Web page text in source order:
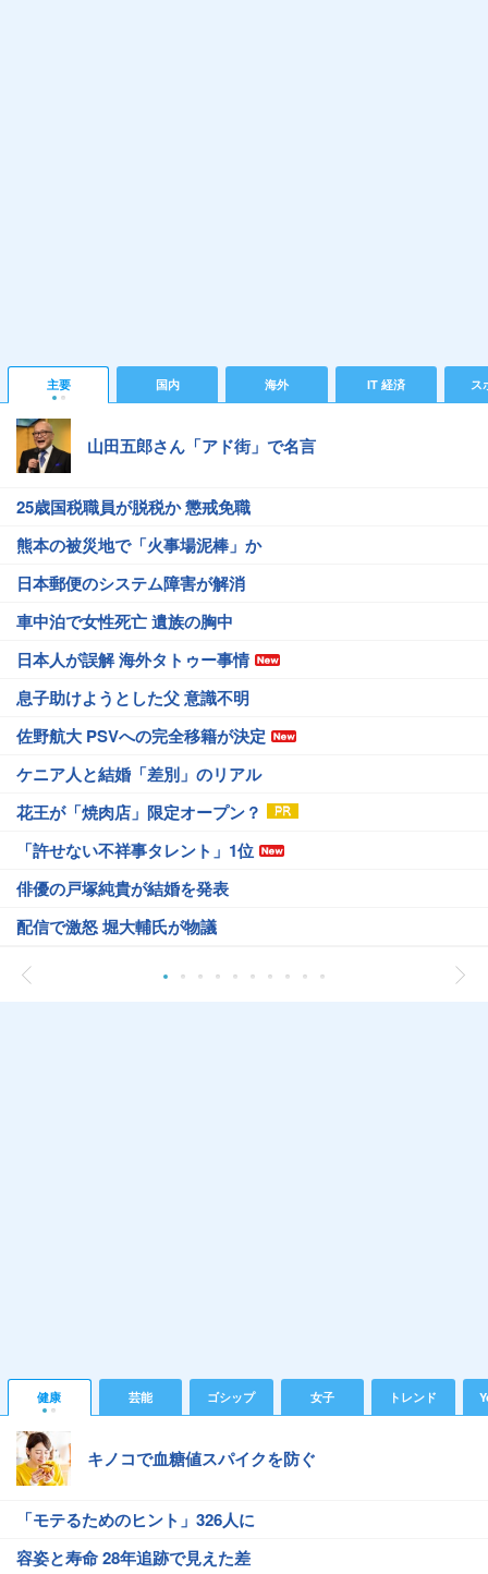
主要 国内 海外 IT 経済 ス
山田五郎さん「アド街」で名言
25歳国税職員が脱税か 懲戒免職
熊本の被災地で「火事場泥棒」か
日本郵便のシステム障害が解消
車中泊で女性死亡 遺族の胸中
日本人が誤解 海外タトゥー事情
息子助けようとした父 意識不明
佐野航大 PSVへの完全移籍が決定
ケニア人と結婚「差別」のリアル
花王が「焼肉店」限定オープン？
「許せない不祥事タレント」1位
俳優の戸塚純貴が結婚を発表
配信で激怒 堀大輔氏が物議
健康 芸能 ゴシップ 女子 トレンド
キノコで血糖値スパイクを防ぐ
「モテるためのヒント」326人に
容姿と寿命 28年追跡で見えた差